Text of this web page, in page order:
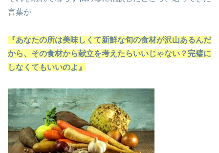
言葉が
『あなたの所は美味しくて新鮮な旬の食材が沢山あるんだ
から、その食材から献立を考えたらいいじゃない？完璧に
しなくてもいいのよ』